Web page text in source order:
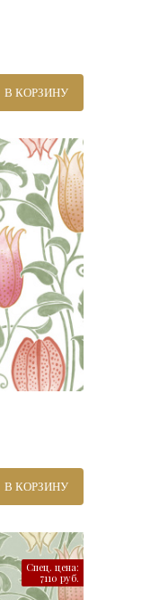
В КОРЗИНУ
В КОРЗИНУ
Спец. цена:
7110 руб.